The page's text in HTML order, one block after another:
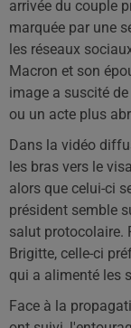
arrivée du couple
marquée par une
les réseaux
Macron et son
image a suscité
ou un acte plus
Dans la vidéo
les bras vers le
alors que celui-ci
président semble
salut protocolaire.
Brigitte, celle-ci
qui a alimenté les
Face à la